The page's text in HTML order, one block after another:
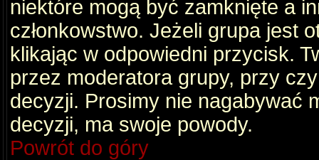
niektóre mogą być zamknięte a
członkowstwo. Jeżeli grupa jest
klikając w odpowiedni przycisk.
przez moderatora grupy, przy
decyzji. Prosimy nie nagabywać
decyzji, ma swoje powody.
Powrót do góry